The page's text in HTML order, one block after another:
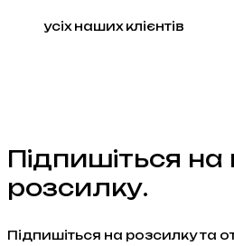
усіх наших клієнтів
Підпишіться
розсилку.
Підпишіться на розсилку та